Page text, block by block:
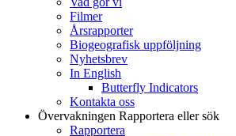
Filmer
Årsrapporter
Biogeografisk uppföljning
Nyhetsbrev
In English
Butterfly Indicators
Kontakta oss
Övervakningen Rapportera eller sök
Rapportera